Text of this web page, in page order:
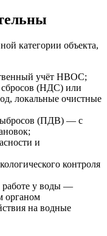
категории объекта,
учёт НВОС;
сбросов (НДС) или
локальные очистные
(ПДВ) — с
и
контроля
работе у воды —
органом
на водные